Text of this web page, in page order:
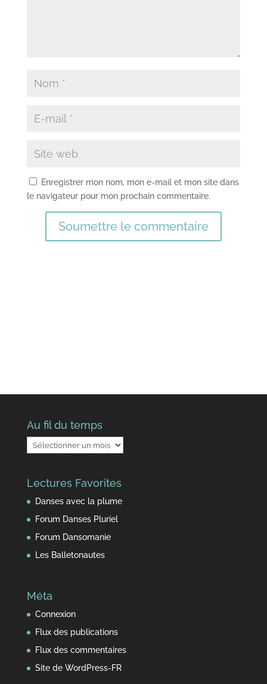
Enregistrer mon nom, mon e-mail et mon site dans
le navigateur pour mon prochain commentaire.
Soumettre le commentaire
Au fil du temps
Au
fil
temps
Lectures Favorites
Danses avec la plume
Forum Danses Pluriel
Forum Dansomanie
Les Balletonautes
Méta
Connexion
Flux des publications
Flux des commentaires
Site de WordPress-FR